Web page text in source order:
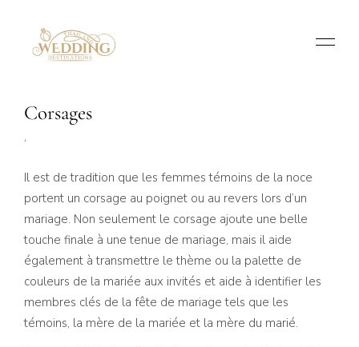
Corsages
‘
Il est de tradition que les femmes témoins de la noce
portent un corsage au poignet ou au revers lors d’un
mariage. Non seulement le corsage ajoute une belle
touche finale à une tenue de mariage, mais il aide
également à transmettre le thème ou la palette de
couleurs de la mariée aux invités et aide à identifier les
membres clés de la fête de mariage tels que les
témoins, la mère de la mariée et la mère du marié.